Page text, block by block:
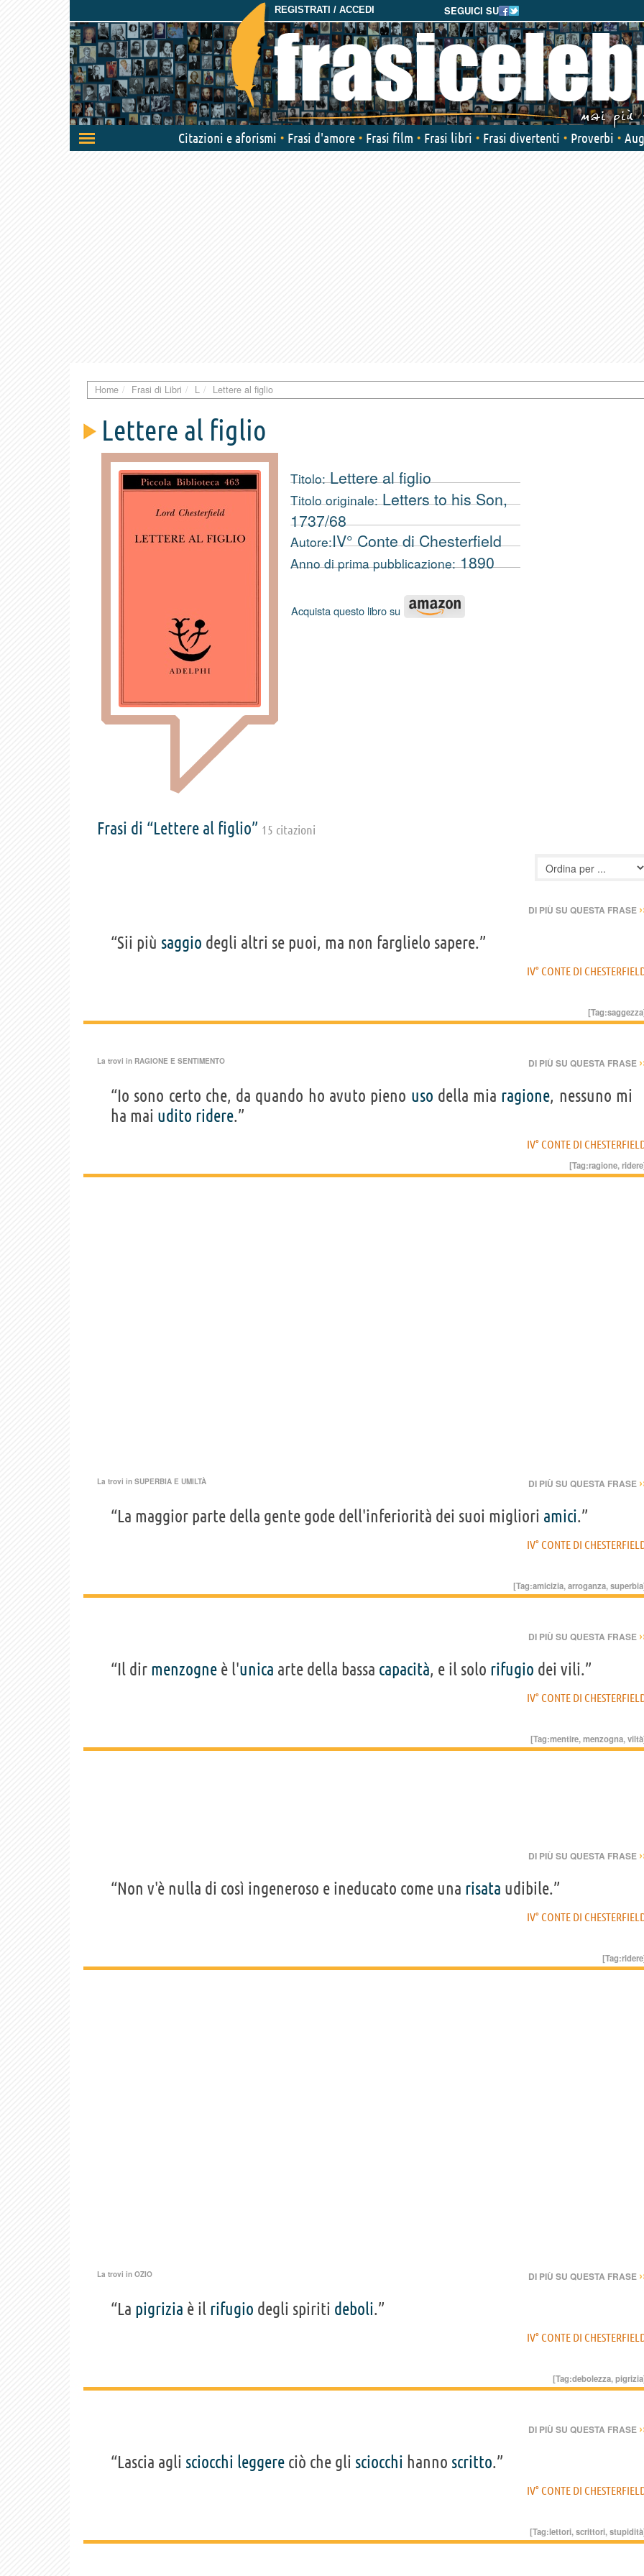
SEGUICI SU
REGISTRATI / ACCEDI
Attiva/disattiva
navigazione
Citazioni e aforismi Frasi d'amore Frasi film Frasi libri Frasi divertenti Proverbi
Home Frasi di Libri L Lettere al figlio
Lettere al figlio
Titolo:Lettere al figlio
Titolo originale:Letters to his Son,
1737/68
Autore:IV° Conte di Chesterfield
Anno di prima pubblicazione:1890
Acquista questo libro su
Frasi di “Lettere al figlio” 15 citazioni
DI PIÙ SU QUESTA FRASE
“Sii più saggio degli altri se puoi, ma non farglielo sapere.”
IV° CONTE DI
[Tag:saggezza
La trovi in RAGIONE E SENTIMENTO DI PIÙ SU QUESTA FRASE
“Io sono certo che, da quando ho avuto pieno uso della mia ragione, nessuno mi
ha mai udito ridere.”
IV° CONTE DI
[Tag:ragione,ridere
La trovi in SUPERBIA E UMILTÀ DI PIÙ SU QUESTA FRASE
“La maggior parte della gente gode dell'inferiorità dei suoi migliori amici.”
IV° CONTE DI
[Tag:amicizia,arroganza,superbia
DI PIÙ SU QUESTA FRASE
“Il dir menzogne è l'unica arte della bassa capacità, e il solo rifugio dei vili.”
IV° CONTE DI
[Tag:mentire,menzogna,viltà
DI PIÙ SU QUESTA FRASE
“Non v'è nulla di così ingeneroso e ineducato come una risata udibile.”
IV° CONTE DI
[Tag:ridere
La trovi in OZIO DI PIÙ SU QUESTA FRASE
“La pigrizia è il rifugio degli spiriti deboli.”
IV° CONTE DI
[Tag:debolezza,pigrizia
DI PIÙ SU QUESTA FRASE
“Lascia agli sciocchi leggere ciò che gli sciocchi hanno scritto.”
IV° CONTE DI
[Tag:lettori,scrittori,stupidità